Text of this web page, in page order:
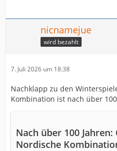
nicnamejue
wird bezahlt
7. Juli 2026 um 18:38
Nachklapp zu den
Kombination ist nach über
Nach über 100
Nordische